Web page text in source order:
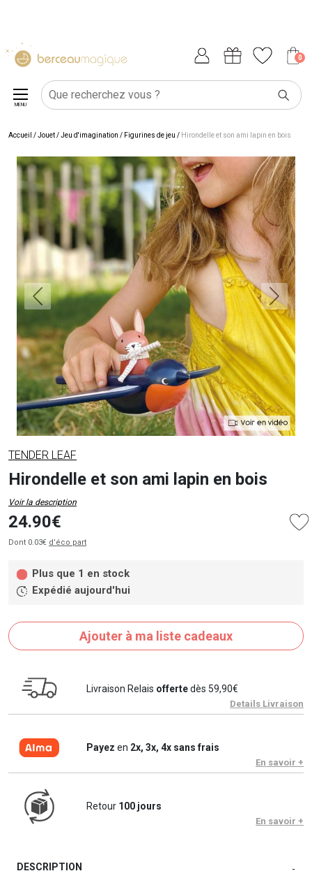
0
MENU
Accueil /Jouet/Jeu d'imagination / Figurines de jeu / Hirondelle et son ami lapin en bois
TENDER LEAF
Hirondelle et son ami lapin en bois
Voir la description
24.90€
Dont 0.03€ d’éco part
Plus que 1 en stock
Expédié aujourd'hui
Ajouter à ma liste cadeaux
Livraison Relais offertedès 59,90€
Details Livraison
Payez en 2x, 3x, 4x sans frais
En savoir +
Retour 100 jours
En savoir +
DESCRIPTION -